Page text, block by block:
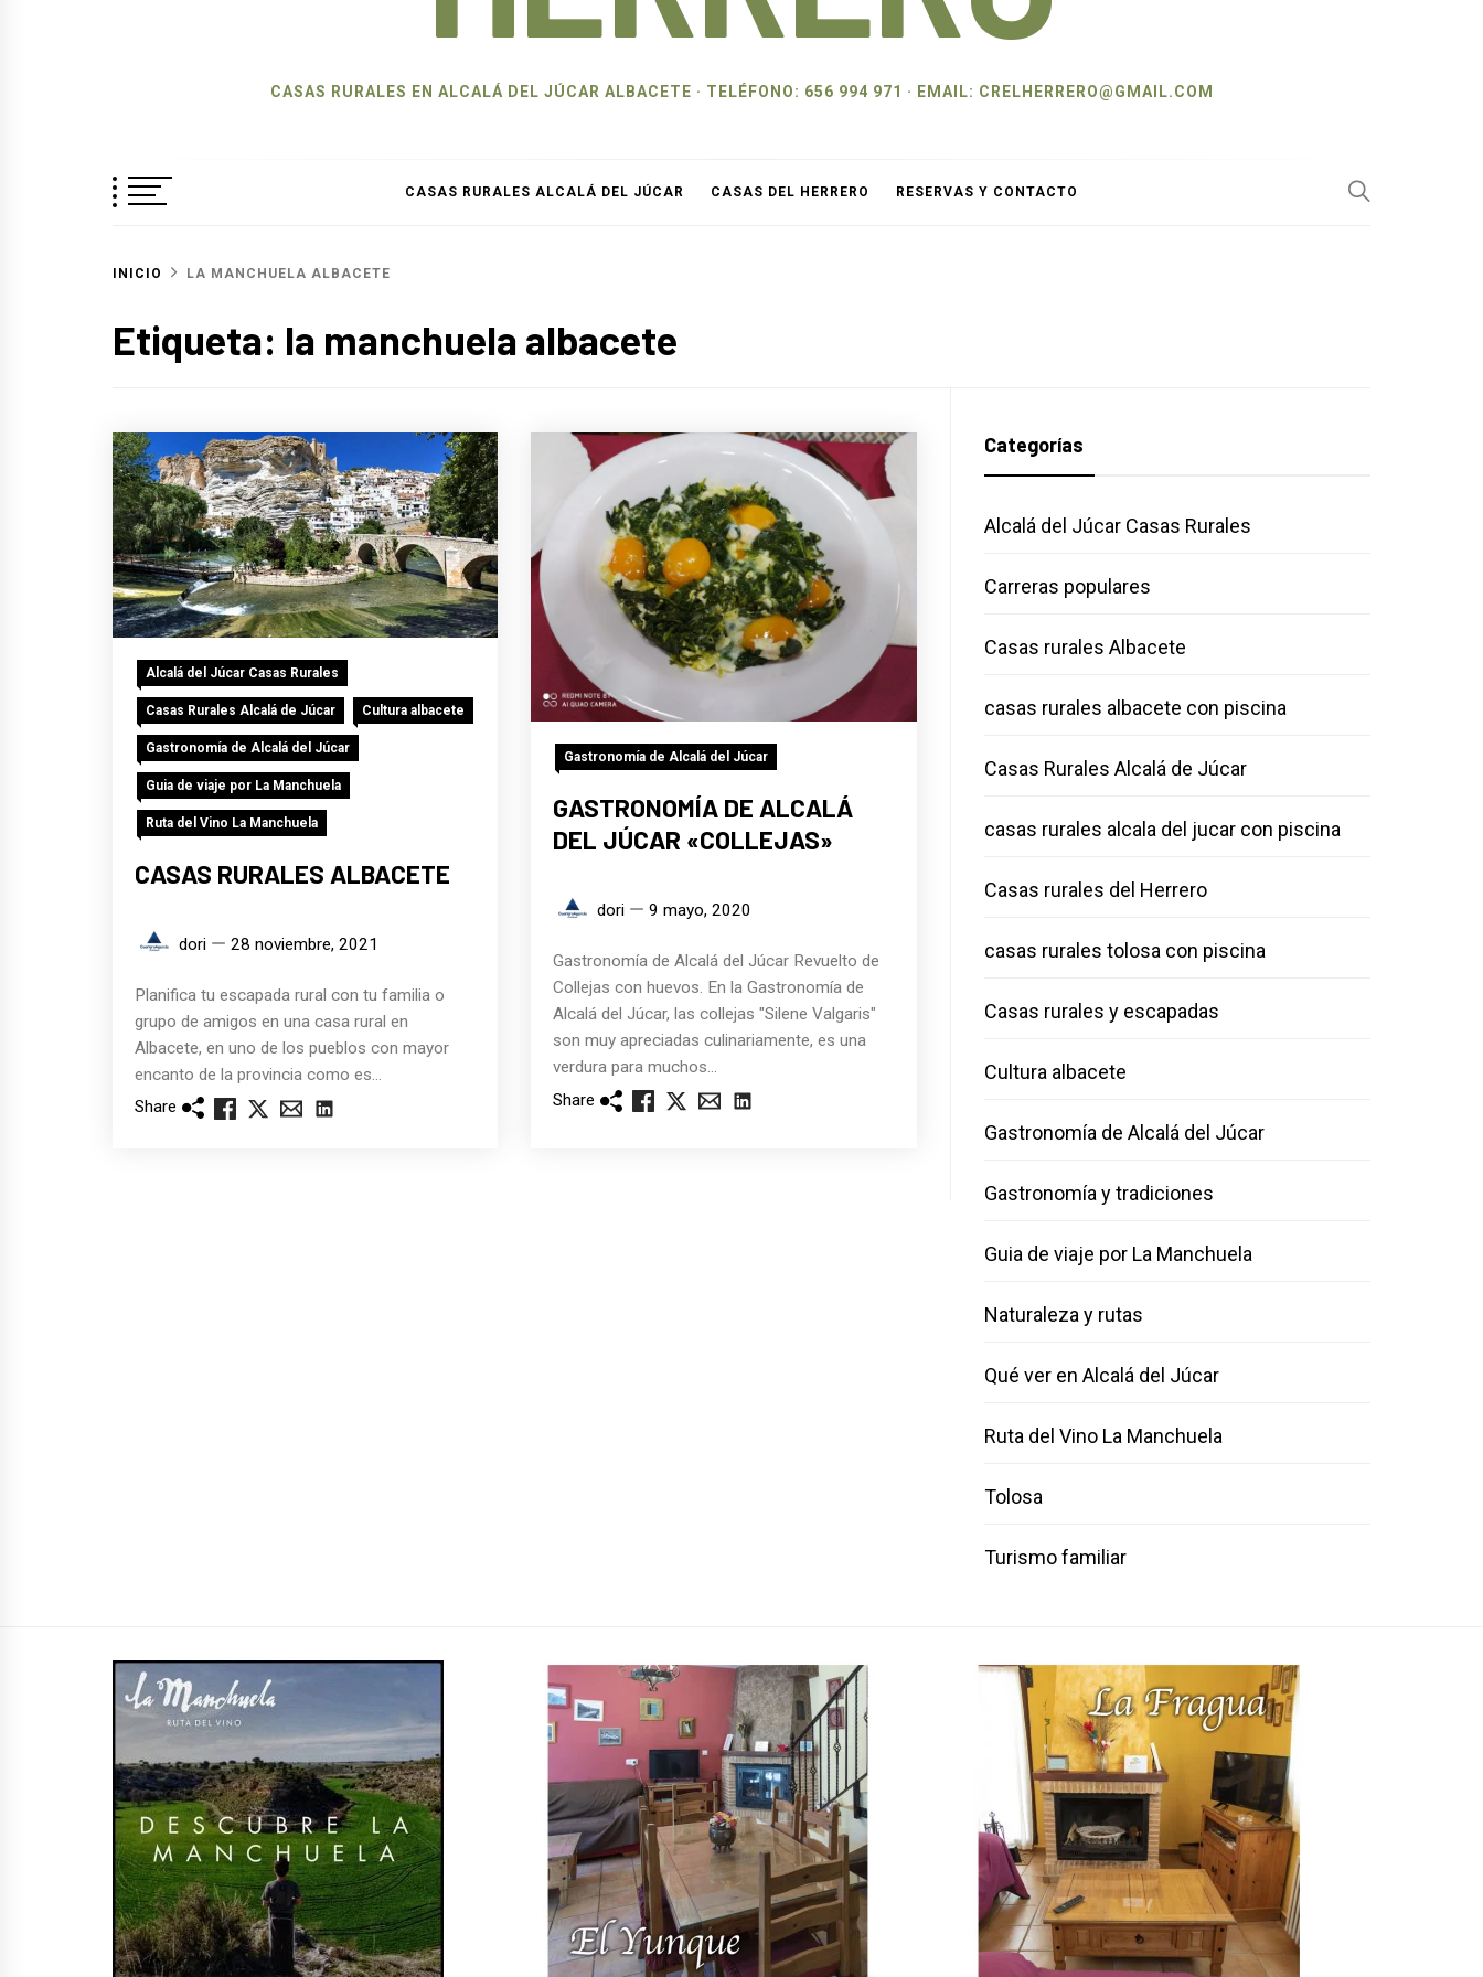
CASAS RURALES EN ALCALÁ DEL JÚCAR ALBACETE · TELÉFONO: 656 994 971 · EMAIL: CRELHERRERO@GMAIL.COM
CASAS RURALES ALCALÁ DEL JÚCAR CASAS DEL HERRERO RESERVAS Y CONTACTO
INICIO LA MANCHUELA ALBACETE
Etiqueta: la manchuela albacete
Alcalá del Júcar Casas Rurales
Casas Rurales Alcalá de Júcar Cultura albacete
Gastronomía de Alcalá del Júcar
Guia de viaje por La Manchuela
Ruta del Vino La Manchuela
CASAS RURALES ALBACETE
dori 28 noviembre, 2021
Planifica tu escapada rural con tu familia o
grupo de amigos en una casa rural en
Albacete, en uno de los pueblos con mayor
encanto de la provincia como es...
Share
Gastronomía de Alcalá del Júcar
GASTRONOMÍA DE ALCALÁ
DEL JÚCAR «COLLEJAS»
dori 9 mayo, 2020
Gastronomía de Alcalá del Júcar Revuelto de
Collejas con huevos. En la Gastronomía de
Alcalá del Júcar, las collejas "Silene Valgaris"
son muy apreciadas culinariamente, es una
verdura para muchos...
Share
Categorías
Alcalá del Júcar Casas Rurales
Carreras populares
Casas rurales Albacete
casas rurales albacete con piscina
Casas Rurales Alcalá de Júcar
casas rurales alcala del jucar con piscina
Casas rurales del Herrero
casas rurales tolosa con piscina
Casas rurales y escapadas
Cultura albacete
Gastronomía de Alcalá del Júcar
Gastronomía y tradiciones
Guia de viaje por La Manchuela
Naturaleza y rutas
Qué ver en Alcalá del Júcar
Ruta del Vino La Manchuela
Tolosa
Turismo familiar